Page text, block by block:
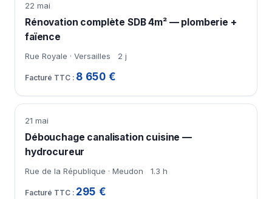
22 mai
Rénovation complète SDB 4m² — plomberie +
faïence
Rue Royale · Versailles 2 j
8 650 €
21 mai
Débouchage canalisation cuisine —
hydrocureur
Rue de la République · Meudon 1.3 h
295 €